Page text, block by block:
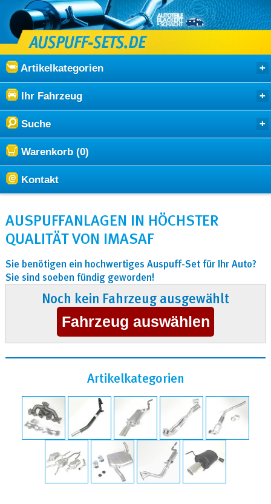
Artikelkategorien
Ihr Fahrzeug
Suche
Warenkorb (0)
Kontakt
AUSPUFFANLAGEN IN HÖCHSTER
QUALITÄT VON IMASAF
Sie benötigen ein hochwertiges Auspuff-Set für Ihr Auto?
Sie sind soeben fündig geworden!
Noch kein Fahrzeug ausgewählt
Artikelkategorien